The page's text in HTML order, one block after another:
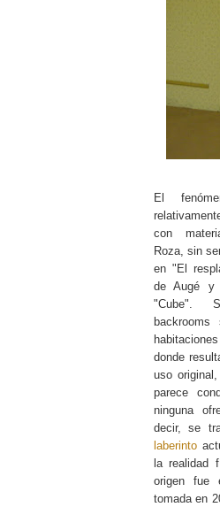
El
con
Roza, sin
en "El
de Augé y
"Cube".
donde
uso
parece
ninguna
decir, se
laberinto
la realidad
origen fue
tomada en